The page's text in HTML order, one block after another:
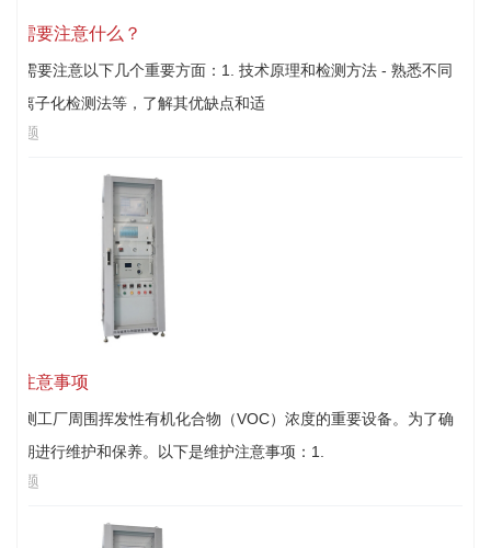
需要注意什么？
需要注意以下几个重要方面：1. 技术原理和检测方法 - 熟悉不同
离子化检测法等，了解其优缺点和适
问题
注意事项
测工厂周围挥发性有机化合物（VOC）浓度的重要设备。为了确
期进行维护和保养。以下是维护注意事项：1.
问题